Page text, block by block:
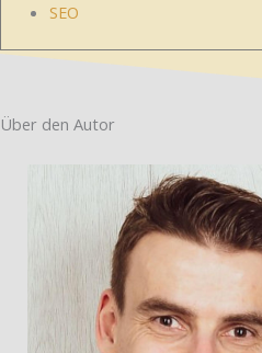
SEO
Über den Autor